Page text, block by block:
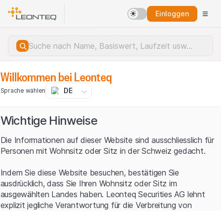
Einloggen
Willkommen bei Leonteq
Sprache wählen DE
Wichtige Hinweise
Die Informationen auf dieser Website sind ausschliesslich für
Personen mit Wohnsitz oder Sitz in der Schweiz gedacht.
Indem Sie diese Website besuchen, bestätigen Sie
ausdrücklich, dass Sie Ihren Wohnsitz oder Sitz im
ausgewählten Landes haben. Leonteq Securities AG lehnt
explizit jegliche Verantwortung für die Verbreitung von